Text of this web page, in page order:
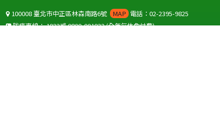
100008 臺北市中正區林森南路6號 MAP 電話：02-2395-9825
防疫專線：1922或0800-001922(全年無休免付費)